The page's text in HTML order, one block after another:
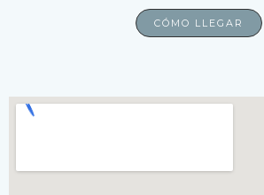
CÓMO LLEGAR